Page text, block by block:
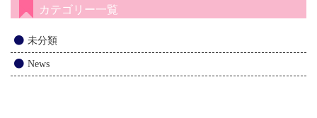
カテゴリー一覧
未分類
News